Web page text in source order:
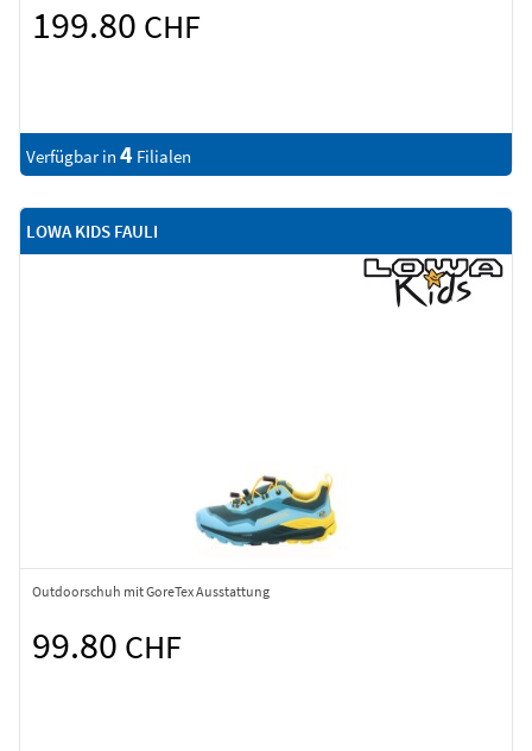
199.80 CHF
Verfügbar in 4 Filialen
LOWA KIDS FAULI
Outdoorschuh mit GoreTex Ausstattung
99.80 CHF